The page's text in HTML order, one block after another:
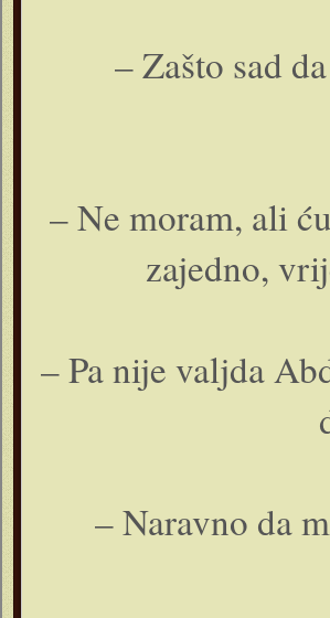
– Zašto sad
– Ne moram, ali
zajedno,
– Pa nije valjda
– Naravno da